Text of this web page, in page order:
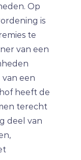
Op
is
te
van een
een
heeft de
terecht
deel van